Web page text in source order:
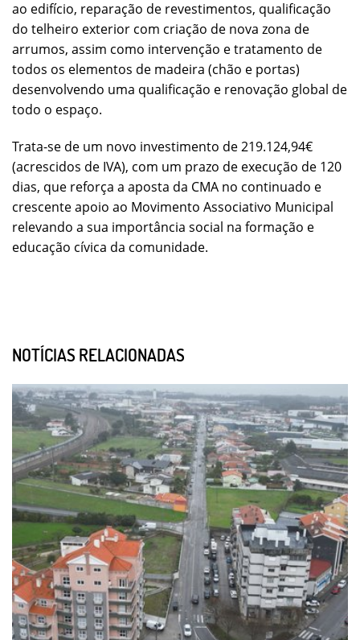
ao edifício, reparação de revestimentos, qualificação
do telheiro exterior com criação de nova zona de
arrumos, assim como intervenção e tratamento de
todos os elementos de madeira (chão e portas)
desenvolvendo uma qualificação e renovação global de
todo o espaço.
Trata-se de um novo investimento de 219.124,94€
(acrescidos de IVA), com um prazo de execução de 120
dias, que reforça a aposta da CMA no continuado e
crescente apoio ao Movimento Associativo Municipal
relevando a sua importância social na formação e
educação cívica da comunidade.
NOTÍCIAS RELACIONADAS